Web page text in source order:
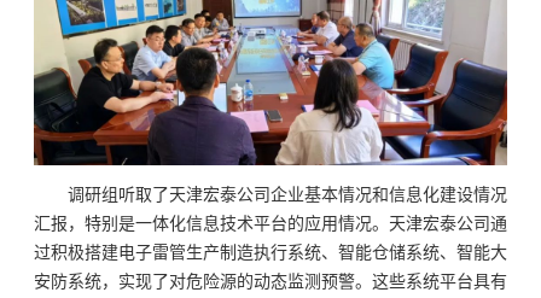
调研组听取了天津宏泰公司企业基本情况和信息化建设情况
汇报，特别是一体化信息技术平台的应用情况。天津宏泰公司通
过积极搭建电子雷管生产制造执行系统、智能仓储系统、智能大
安防系统，实现了对危险源的动态监测预警。这些系统平台具有